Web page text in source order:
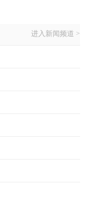
进入新闻频道 >